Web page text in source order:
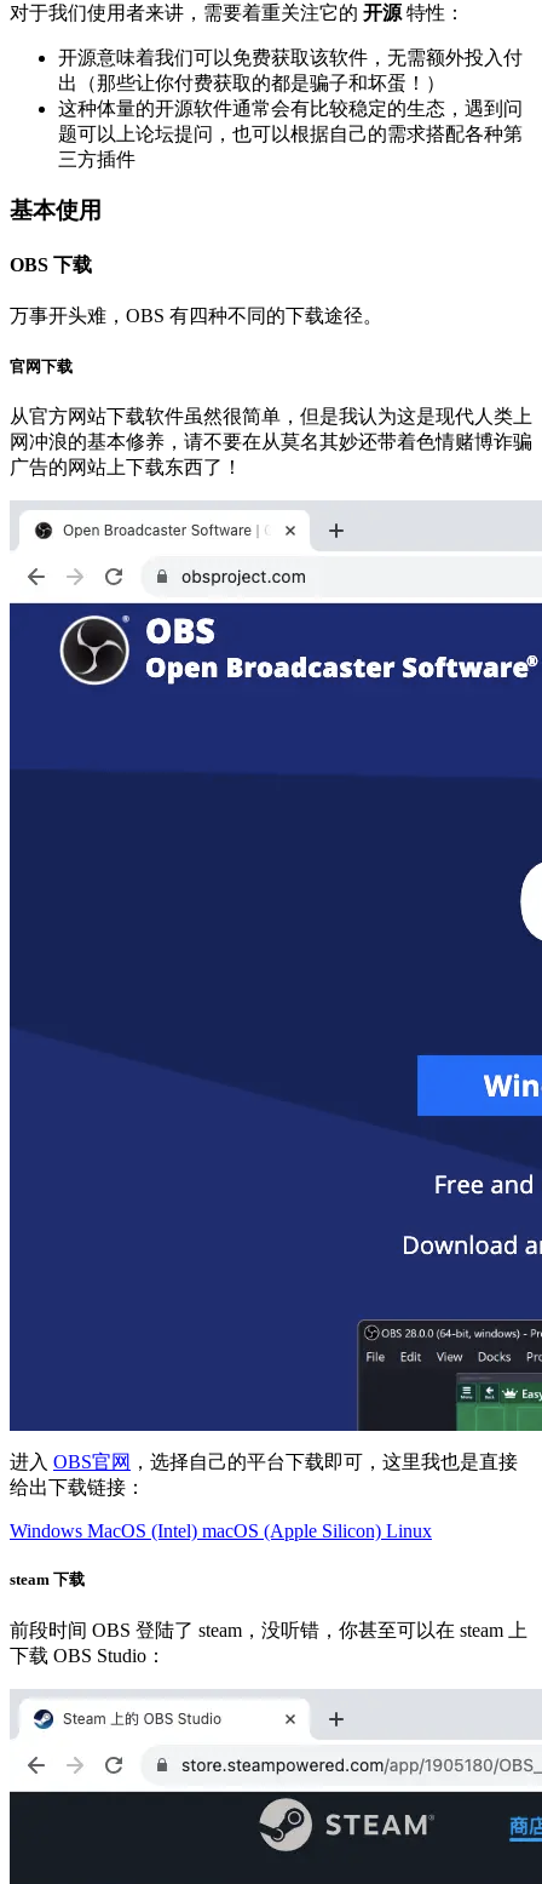
对于我们使用者来讲，需要着重关注它的 开源 特性：
开源意味着我们可以免费获取该软件，无需额外投入付
出（那些让你付费获取的都是骗子和坏蛋！）
这种体量的开源软件通常会有比较稳定的生态，遇到问
题可以上论坛提问，也可以根据自己的需求搭配各种第
三方插件
基本使用
OBS 下载
万事开头难，OBS 有四种不同的下载途径。
官网下载
从官方网站下载软件虽然很简单，但是我认为这是现代人类上
网冲浪的基本修养，请不要在从莫名其妙还带着色情赌博诈骗
广告的网站上下载东西了！
进入 OBS官网 ，选择自己的平台下载即可，这里我也是直接
给出下载链接：
Windows MacOS (Intel) macOS (Apple Silicon) Linux
steam 下载
前段时间 OBS 登陆了 steam，没听错，你甚至可以在 steam 上
下载 OBS Studio：